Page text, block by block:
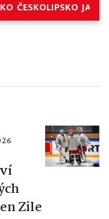
ČESKOLIPSKO
Zile